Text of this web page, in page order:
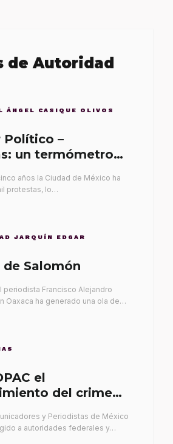
de Autoridad
ÁNGEL CASIQUE OLIVOS
Político –
un termómetro
años la Ciudad de México ha
protestas, lo…
JARQUÍN EDGAR
de Salomón
periodista Francisco Alejandro
Oaxaca ha generado una ola de…
el
del crimen
y Periodistas de México
a autoridades federales y…